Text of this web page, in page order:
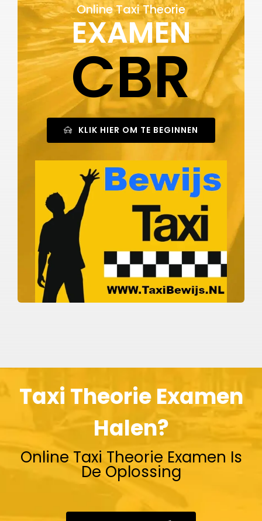
Online Taxi Theorie
EXAMEN
CBR
KLIK HIER OM TE BEGINNEN
Taxi Theorie Examen
Halen?
Online Taxi Theorie Examen Is
De Oplossing